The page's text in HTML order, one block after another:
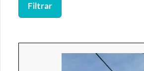
Filtrar